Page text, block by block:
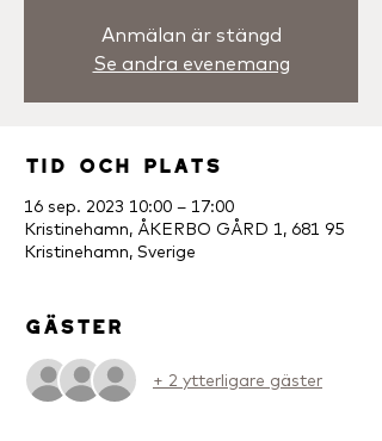
Anmälan är stängd
Se andra evenemang
Tid och plats
16 sep. 2023 10:00 – 17:00
Kristinehamn, ÅKERBO GÅRD 1, 681 95
Kristinehamn, Sverige
Gäster
+ 2 ytterligare gäster